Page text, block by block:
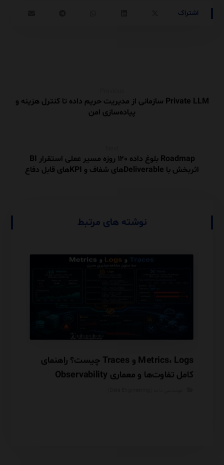
Private LLM سازمانی از مدیریت حریم داده تا کنترل هزینه و
پیاده‌سازی امن
Roadmap بلوغ داده ۱۲۰ روزه مسیر عملی استقرار BI
اثربخش با Deliverableهای شفاف و KPIهای قابل دفاع
نوشته های مرتبط
Metrics، Logs و Traces چیست؟ راهنمای
کامل تفاوت‌ها و معماری Observability